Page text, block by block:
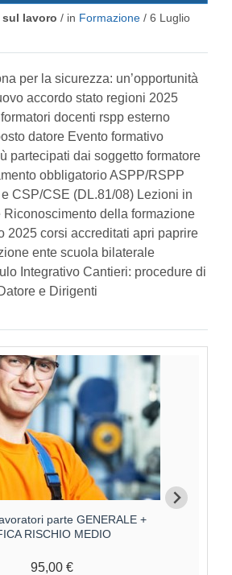
sul lavoro / in Formazione / 6 Luglio
per la sicurezza: un’opportunità
accordo stato regioni 2025
docenti rspp esterno
datore Evento formativo
partecipati dai soggetto formatore
obbligatorio ASPP/RSPP
CSP/CSE (DL.81/08) Lezioni in
della formazione
2025 corsi accreditati apri paprire
ente scuola bilaterale
Integrativo Cantieri: procedure di
e Dirigenti
parte GENERALE +
RISCHIO MEDIO
95,00 €